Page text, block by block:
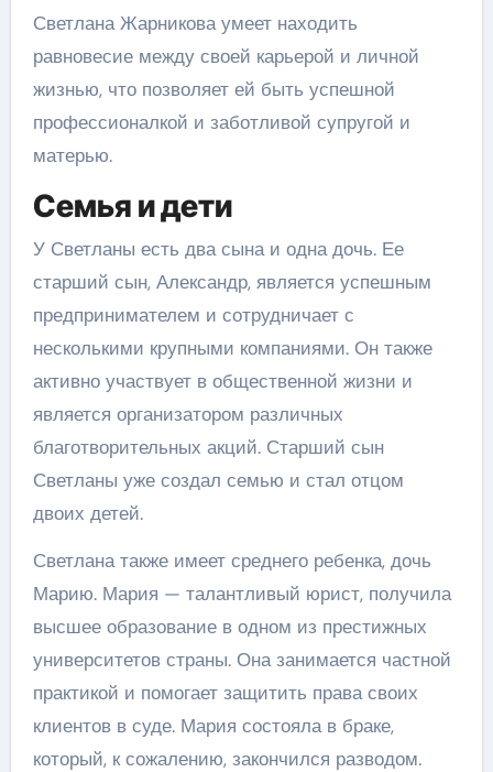
Светлана Жарникова умеет находить
равновесие между своей карьерой и личной
жизнью, что позволяет ей быть успешной
профессионалкой и заботливой супругой и
матерью.
Семья и дети
У Светланы есть два сына и одна дочь. Ее
старший сын, Александр, является успешным
предпринимателем и сотрудничает с
несколькими крупными компаниями. Он также
активно участвует в общественной жизни и
является организатором различных
благотворительных акций. Старший сын
Светланы уже создал семью и стал отцом
двоих детей.
Светлана также имеет среднего ребенка, дочь
Марию. Мария — талантливый юрист, получила
высшее образование в одном из престижных
университетов страны. Она занимается частной
практикой и помогает защитить права своих
клиентов в суде. Мария состояла в браке,
который, к сожалению, закончился разводом.